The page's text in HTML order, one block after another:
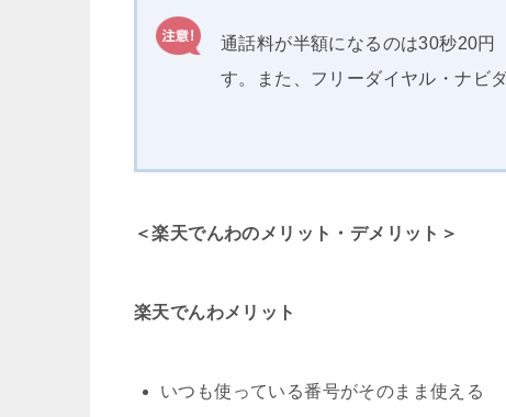
通話料が半額になるのは30秒20円
す。また、フリーダイヤル・ナビ
＜楽天でんわのメリット・デメリット＞
楽天でんわメリット
いつも使っている番号がそのまま使える